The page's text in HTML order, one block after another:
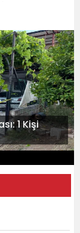
1 Kişi